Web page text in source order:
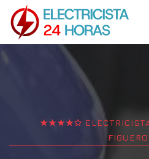
★★★★✩ ELECTRICISTA